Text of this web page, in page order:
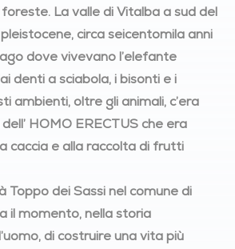
La valle di Vitalba a sud del
circa seicentomila anni
dove vivevano l’elefante
denti a sciabola, i bisonti e i
ambienti, oltre gli animali, c’era
HOMO ERECTUS che era
caccia e alla raccolta di frutti
Toppo dei Sassi nel comune di
il momento, nella storia
di costruire una vita più